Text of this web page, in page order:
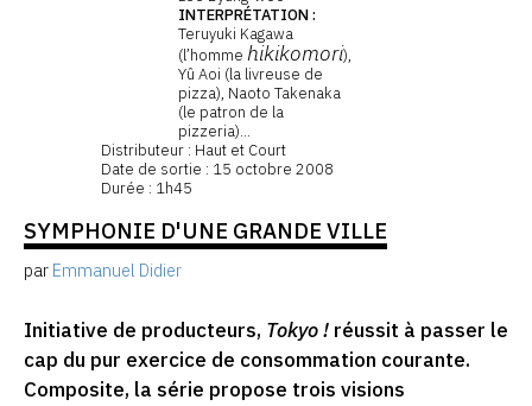
INTERPRÉTATION :
Teruyuki Kagawa
(l’homme hikikomori),
Yû Aoi (la livreuse de
pizza), Naoto Takenaka
(le patron de la
pizzeria)...
Distributeur : Haut et Court
Date de sortie : 15 octobre 2008
Durée : 1h45
SYMPHONIE D'UNE GRANDE VILLE
par Emmanuel Didier
Initiative de producteurs, Tokyo ! réussit à passer le
cap du pur exercice de consommation courante.
Composite, la série propose trois visions